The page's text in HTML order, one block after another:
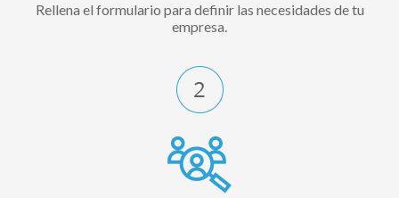
Rellena el formulario para definir las necesidades de tu
empresa.